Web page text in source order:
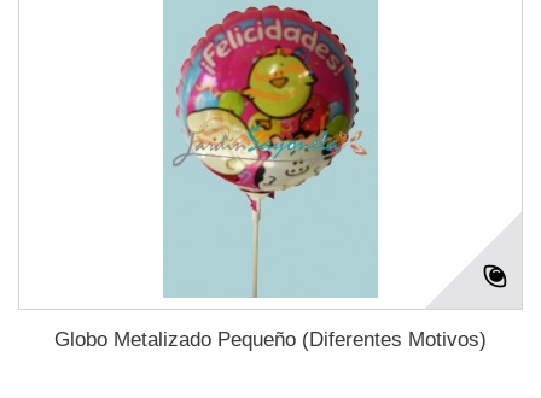
Globo Metalizado Pequeño (Diferentes Motivos)